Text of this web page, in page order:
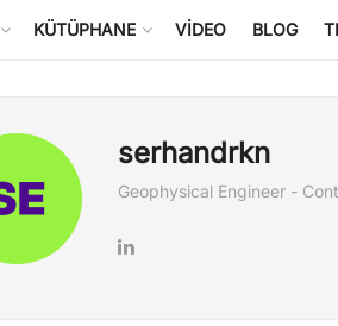
KÜTÜPHANE VIDEO BLOG
serhandrkn
Geophysical Engineer -